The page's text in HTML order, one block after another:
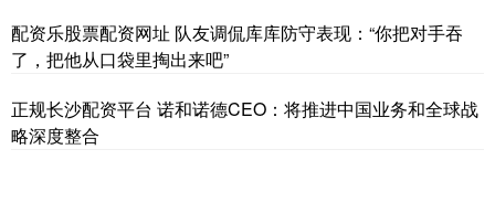
配资乐股票配资网址 队友调侃库库防守表现：“你把对手吞
了，把他从口袋里掏出来吧”
正规长沙配资平台 诺和诺德CEO：将推进中国业务和全球战
略深度整合